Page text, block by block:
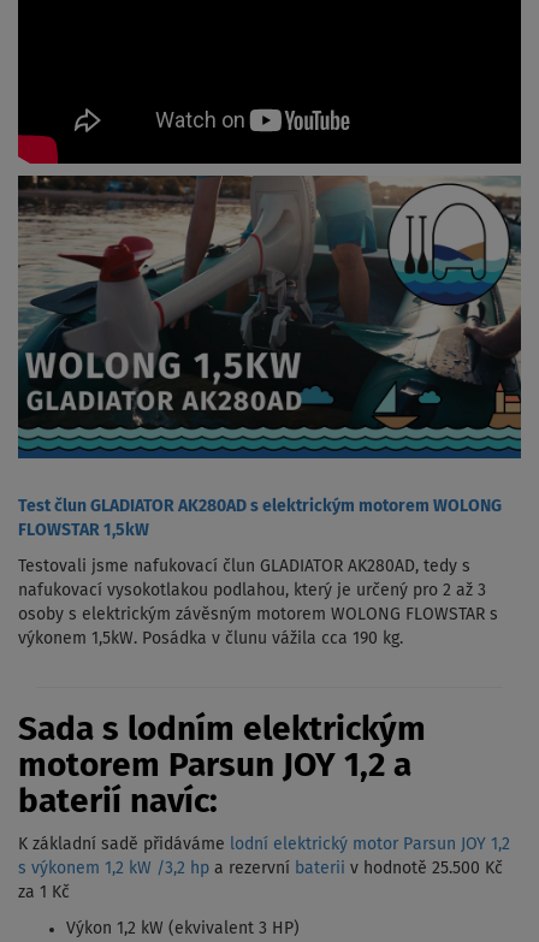
Test člun GLADIATOR AK280AD s elektrickým motorem WOLONG
FLOWSTAR 1,5kW
Testovali jsme nafukovací člun GLADIATOR AK280AD, tedy s
nafukovací vysokotlakou podlahou, který je určený pro 2 až 3
osoby s elektrickým závěsným motorem WOLONG FLOWSTAR s
výkonem 1,5kW. Posádka v člunu vážila cca 190 kg.
Sada s lodním elektrickým
motorem Parsun JOY 1,2 a
baterií navíc:
K základní sadě přidáváme
lodní elektrický motor Parsun JOY 1,2
s výkonem 1,2 kW /3,2 hp a rezervní baterii v hodnotě 25.500 Kč
za 1 Kč
Výkon 1,2 kW (ekvivalent 3 HP)